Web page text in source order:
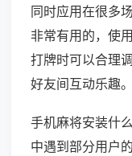
同时应用在很多
非常有用的，使
打牌时可以合理
好友间互动乐趣。
手机麻将安装什
中遇到部分用户